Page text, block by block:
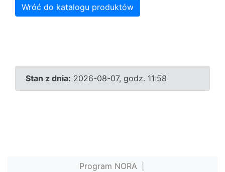
Wróć do katalogu produktów
Stan z dnia: 2026-08-07, godz. 11:58
Program NORA